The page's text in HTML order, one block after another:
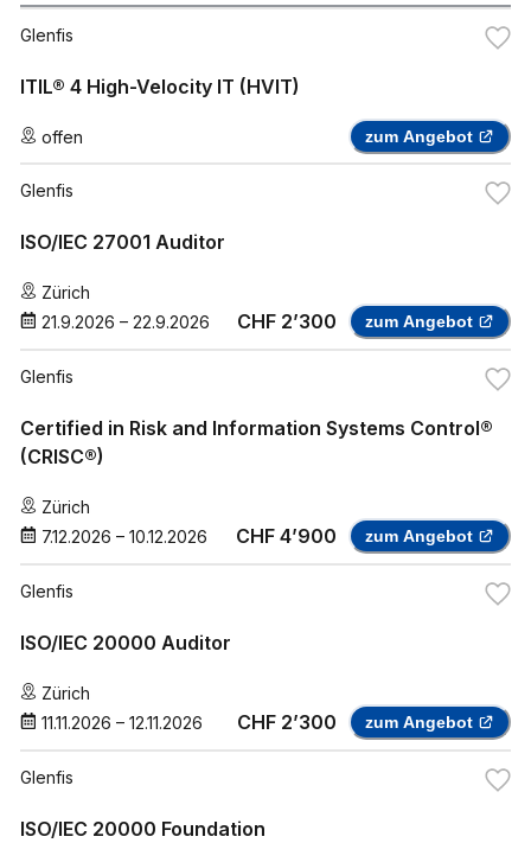
Glenfis
ITIL® 4 High-Velocity IT (HVIT)
offen zum Angebot
Glenfis
ISO/IEC 27001 Auditor
Zürich
21.9.2026 – 22.9.2026 CHF 2’300 zum Angebot
Glenfis
Certified in Risk and Information Systems Control®
(CRISC®)
Zürich
7.12.2026 – 10.12.2026 CHF 4’900 zum Angebot
Glenfis
ISO/IEC 20000 Auditor
Zürich
11.11.2026 – 12.11.2026 CHF 2’300 zum Angebot
Glenfis
ISO/IEC 20000 Foundation